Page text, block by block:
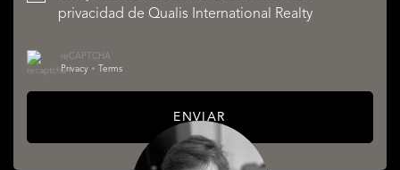
privacidad de Qualis International Realty
reCAPTCHA
Privacy • Terms
ENVIAR